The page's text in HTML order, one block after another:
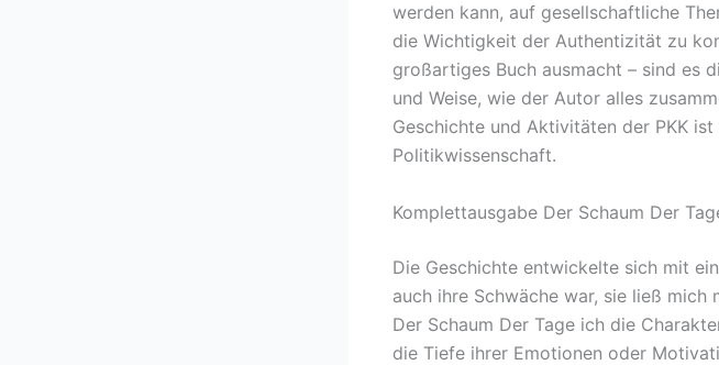
werden kann, auf gesellschaftliche
die Wichtigkeit der Authentizität zu
großartiges Buch ausmacht – sind es
und Weise, wie der Autor alles
Geschichte und Aktivitäten der PKK
Politikwissenschaft.
Komplettausgabe Der Schaum Der
Die Geschichte entwickelte sich mit
auch ihre Schwäche war, sie ließ
Der Schaum Der Tage ich die
die Tiefe ihrer Emotionen oder